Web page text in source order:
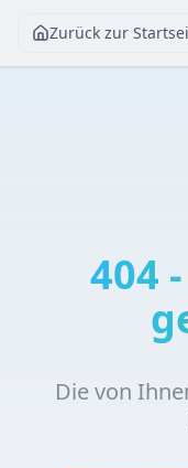
Zurück zur
404
Die von